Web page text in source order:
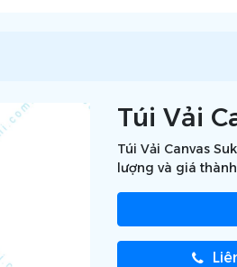
Túi Vải
Túi Vải Canvas
lượng và giá